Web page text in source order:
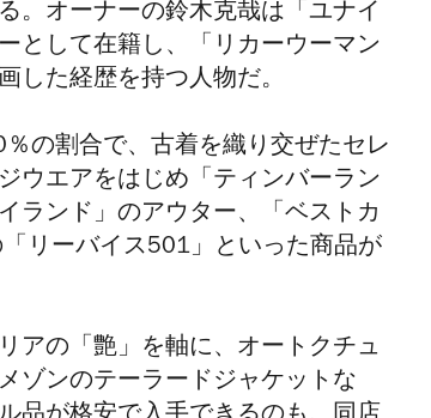
。オーナーの鈴木克哉は「ユナイ
として在籍し、「リカーウーマン
した経歴を持つ人物だ。
の割合で、古着を織り交ぜたセレ
ウエアをはじめ「ティンバーラン
ランド」のアウター、「ベストカ
リーバイス501」といった商品が
アの「艶」を軸に、オートクチュ
ゾンのテーラードジャケットな